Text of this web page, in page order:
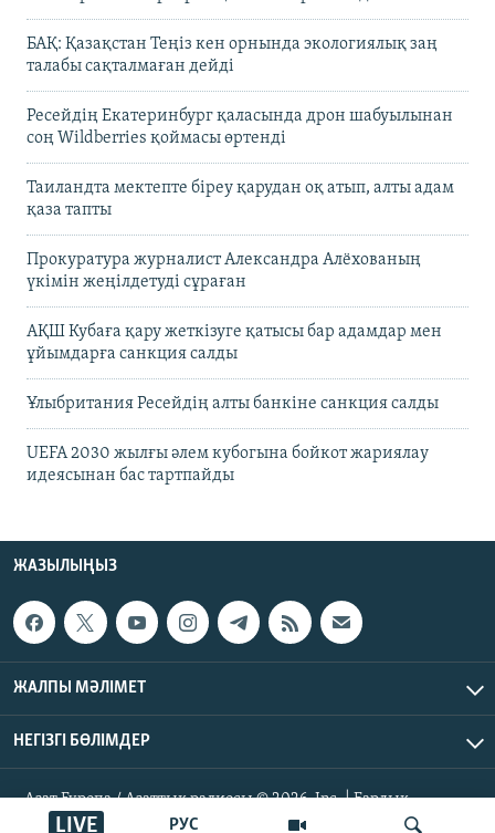
РУС
LIVE
БАҚ: Қазақстан Теңіз кен орнында экологиялық заң
талабы сақталмаған дейді
Ресейдің Екатеринбург қаласында дрон шабуылынан
соң Wildberries қоймасы өртенді
Таиландта мектепте біреу қарудан оқ атып, алты адам
қаза тапты
Прокуратура журналист Александра Алёхованың
үкімін жеңілдетуді сұраған
АҚШ Кубаға қару жеткізуге қатысы бар адамдар мен
ұйымдарға санкция салды
Ұлыбритания Ресейдің алты банкіне санкция салды
UEFA 2030 жылғы әлем кубогына бойкот жариялау
идеясынан бас тартпайды
ЖАЗЫЛЫҢЫЗ
ЖАЛПЫ МӘЛІМЕТ
НЕГІЗГІ БӨЛІМДЕР
Азат Еуропа / Азаттық радиосы © 2026, Inc. | Барлық
құқықтары қорғалған